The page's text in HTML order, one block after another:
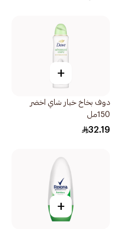
+
دوف بخاخ خيار شاي اخضر
150مل
32.19
+